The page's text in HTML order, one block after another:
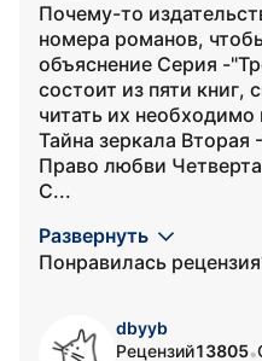
Почему-то
номера романов,
объяснение Серия -
состоит из пяти
читать их
Тайна зеркала Вторая
Право любви
С...
Развернуть
Понравилась
dbyyb
Рецензий13805•